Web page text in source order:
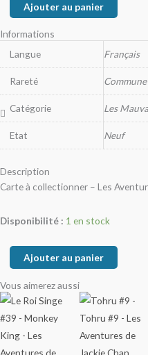
Ajouter au panier
Informations
Langue
Français
Rareté Commune
Catégorie Les
Etat Neuf
Description
Carte à collectionner – Les
Disponibilité : 1 en stock
Ajouter au panier
Vous aimerez aussi